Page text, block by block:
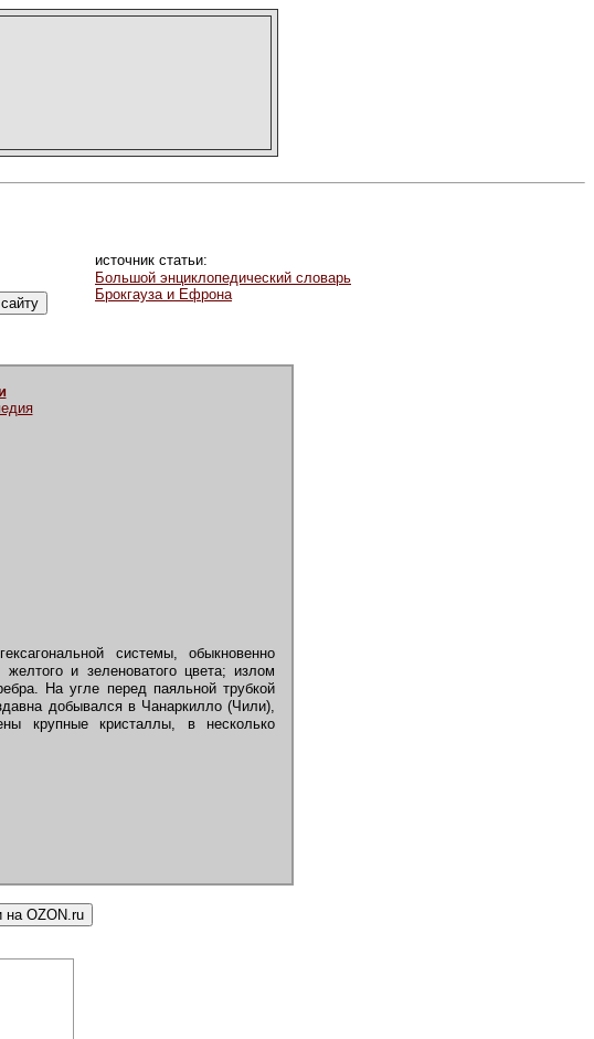
источник статьи:
Большой энциклопедический словарь
Брокгауза и Ефрона
системы, обыкновенно
и зеленоватого цвета; излом
На угле перед паяльной трубкой
добывался в Чанаркилло (Чили),
крупные кристаллы, в несколько